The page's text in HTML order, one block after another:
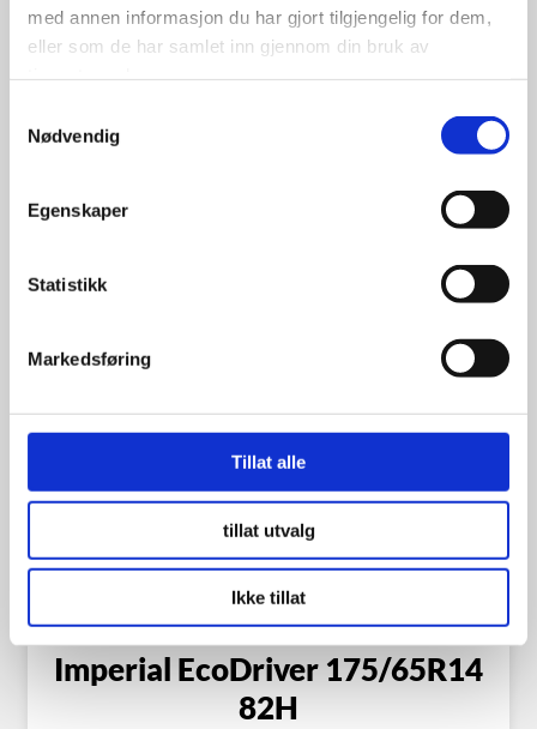
med annen informasjon du har gjort tilgjengelig for dem,
eller som de har samlet inn gjennom din bruk av
Nødvendig
Egenskaper
Statistikk
Markedsføring
Tillat alle
tillat utvalg
Ikke tillat
Imperial EcoDriver 175/65R14
82H